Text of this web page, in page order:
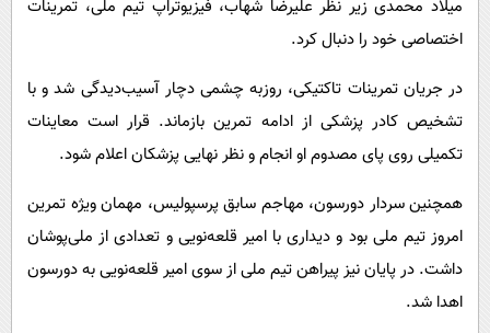
میلاد محمدی زیر نظر علیرضا شهاب، فیزیوتراپ تیم ملی، تمرینات
اختصاصی خود را دنبال کرد.
در جریان تمرینات تاکتیکی، روزبه چشمی دچار آسیب‌دیدگی شد و با
تشخیص کادر پزشکی از ادامه تمرین بازماند. قرار است معاینات
تکمیلی روی پای مصدوم او انجام و نظر نهایی پزشکان اعلام شود.
همچنین سردار دورسون، مهاجم سابق پرسپولیس، مهمان ویژه تمرین
امروز تیم ملی بود و دیداری با امیر قلعه‌نویی و تعدادی از ملی‌پوشان
داشت. در پایان نیز پیراهن تیم ملی از سوی امیر قلعه‌نویی به دورسون
اهدا شد.